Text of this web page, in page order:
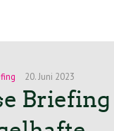
20. Juni 2023
Briefing